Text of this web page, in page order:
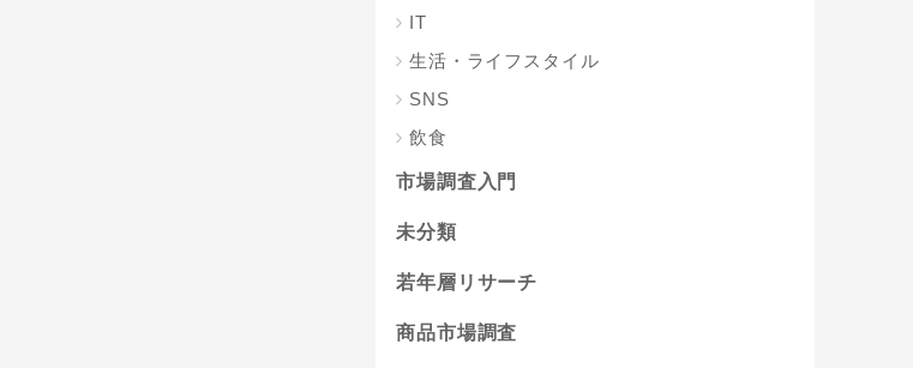
IT
生活・ライフスタイル
SNS
飲食
市場調査入門
未分類
若年層リサーチ
商品市場調査